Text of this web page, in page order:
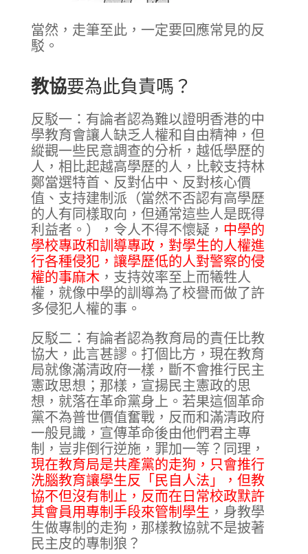
當然，走筆至此，一定要回應常見的反
駁。
教協要為此負責嗎？
反駁一：有論者認為難以證明香港的中
學教育會讓人缺乏人權和自由精神，但
縱觀一些民意調查的分析，越低學歷的
人，相比起越高學歷的人，比較支持林
鄭當選特首、反對佔中、反對核心價
值、支持建制派（當然不否認有高學歷
的人有同樣取向，但通常這些人是既得
利益者。），令人不得不懷疑， 中學的
學校專政和訓導專政，對學生的人權進
行各種侵犯，讓學歷低的人對警察的侵
權的事麻木 ，支持效率至上而犧牲人
權，就像中學的訓導為了校譽而做了許
多侵犯人權的事。
反駁二：有論者認為教育局的責任比教
協大，此言甚謬。打個比方，現在教育
局就像滿清政府一樣，斷不會推行民主
憲政思想；那樣，宣揚民主憲政的思
想，就落在革命黨身上。若果這個革命
黨不為普世價值奮戰，反而和滿清政府
一般見識，宣傳革命後由他們君主專
制，豈非倒行逆施，罪加一等？同理，
現在教育局是共產黨的走狗，只會推行
洗腦教育讓學生反「民自人法」，但教
協不但沒有制止，反而在日常校政默許
其會員用專制手段來管制學生 ，身教學
生做專制的走狗，那樣教協就不是披著
民主皮的專制狼？